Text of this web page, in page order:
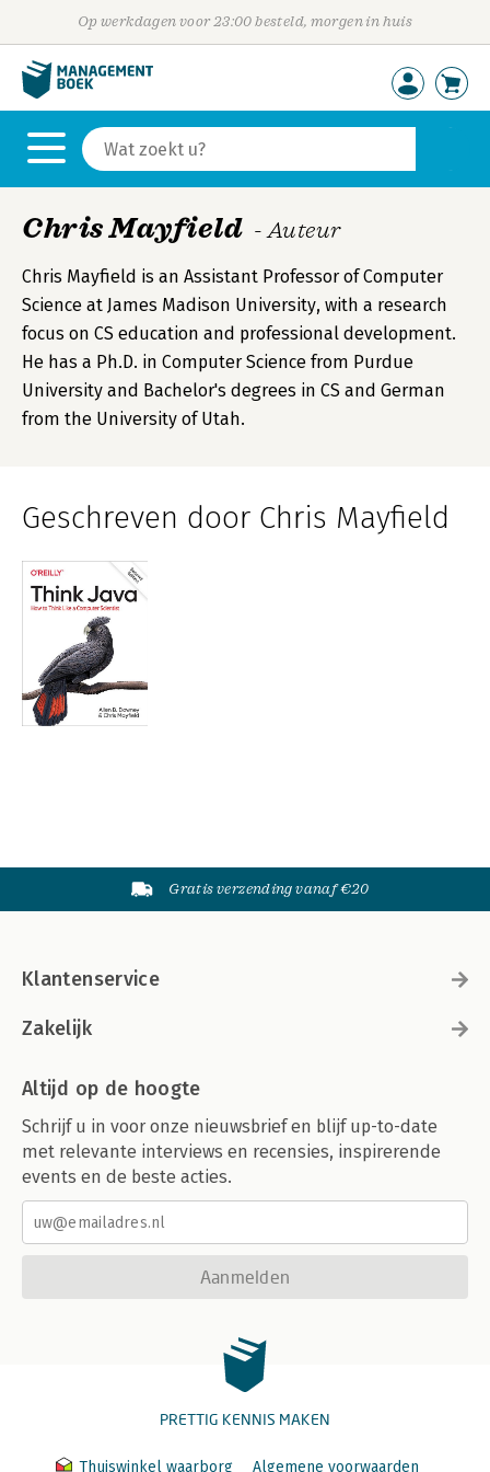
Op werkdagen voor 23:00 besteld, morgen in huis
Chris Mayfield - Auteur
Chris Mayfield is an Assistant Professor of Computer
Science at James Madison University, with a research
focus on CS education and professional development.
He has a Ph.D. in Computer Science from Purdue
University and Bachelor's degrees in CS and German
from the University of Utah.
Geschreven door Chris Mayfield
Gratis verzending vanaf €20
Klantenservice
Zakelijk
Altijd op de hoogte
Schrijf u in voor onze nieuwsbrief en blijf up-to-date
met relevante interviews en recensies, inspirerende
events en de beste acties.
Aanmelden
PRETTIG KENNIS MAKEN
Thuiswinkel waarborg Algemene voorwaarden